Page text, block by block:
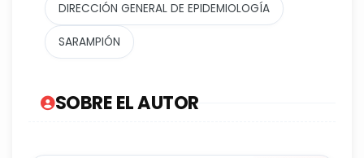
DIRECCIÓN GENERAL DE EPIDEMIOLOGÍA
SARAMPIÓN
SOBRE EL AUTOR